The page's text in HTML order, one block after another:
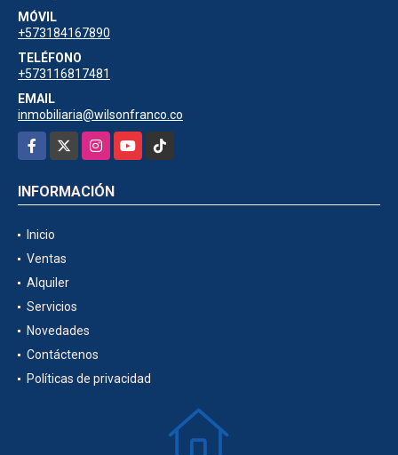
MÓVIL
+573184167890
TELÉFONO
+573116817481
EMAIL
inmobiliaria@wilsonfranco.co
Facebook
InstagramYouTubeTikTok
INFORMACIÓN
Inicio
Ventas
Alquiler
Servicios
Novedades
Contáctenos
Políticas de privacidad